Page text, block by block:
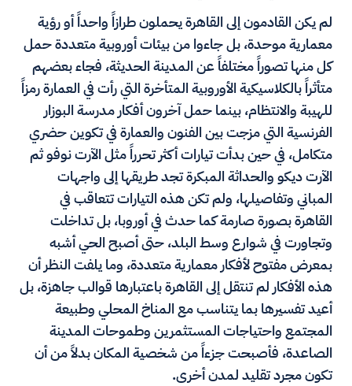
لم يكن القادمون إلى القاهرة يحملون طرازاً واحداً أو رؤية
معمارية موحدة، بل جاءوا من بيئات أوروبية متعددة حمل
كل منها تصوراً مختلفاً عن المدينة الحديثة، فجاء بعضهم
متأثراً بالكلاسيكية الأوروبية المتأخرة التي رأت في العمارة رمزاً
للهيبة والانتظام، بينما حمل آخرون أفكار مدرسة البوزار
الفرنسية التي مزجت بين الفنون والعمارة في تكوين حضري
متكامل، في حين بدأت تيارات أكثر تحرراً مثل الآرت نوفو ثم
الآرت ديكو والحداثة المبكرة تجد طريقها إلى واجهات
المباني وتفاصيلها، ولم تكن هذه التيارات تتعاقب في
القاهرة بصورة صارمة كما حدث في أوروبا، بل تداخلت
وتجاورت في شوارع وسط البلد، حتى أصبح الحي أشبه
بمعرض مفتوح لأفكار معمارية متعددة، وما يلفت النظر أن
هذه الأفكار لم تنتقل إلى القاهرة باعتبارها قوالب جاهزة، بل
أعيد تفسيرها بما يتناسب مع المناخ المحلي وطبيعة
المجتمع واحتياجات المستثمرين وطموحات المدينة
الصاعدة، فأصبحت جزءاً من شخصية المكان بدلاً من أن
تكون مجرد تقليد لمدن أخرى.